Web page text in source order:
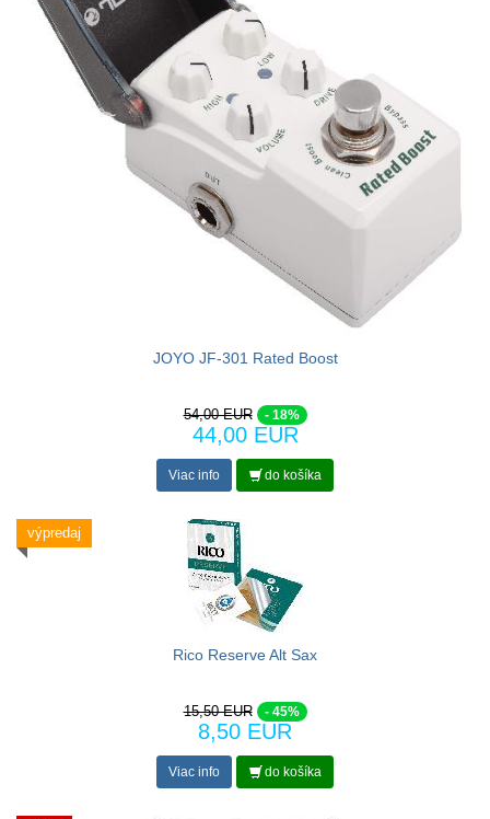
JOYO JF-301 Rated Boost
54,00 EUR - 18%
44,00 EUR
Viac info do košíka
výpredaj
Rico Reserve Alt Sax
15,50 EUR - 45%
8,50 EUR
Viac info do košíka